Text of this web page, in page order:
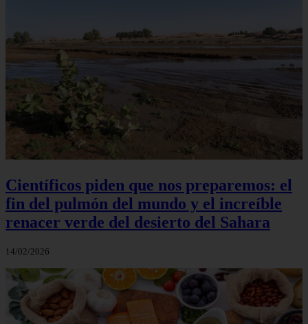
Científicos piden que nos preparemos: el
fin del pulmón del mundo y el increíble
renacer verde del desierto del Sahara
14/02/2026